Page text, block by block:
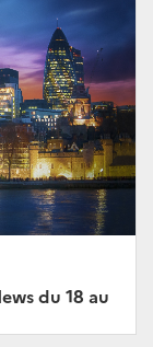
du 18 au